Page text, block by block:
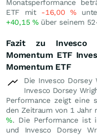
Monatsperformance
ETF mit -16,00 %
+40,15 %über seinem
Fazit zu Invesco
Momentum ETF
Momentum ETF
Die Invesco Dorsey
Invesco Dorsey
Performance zeigt eine
den Zeitraum von 1 Jahr
%. Die Performance ist
und Invesco Dorsey